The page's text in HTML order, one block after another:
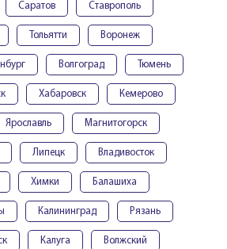
Саратов Ставрополь
Тольятти Воронеж
Волгоград Тюмень
Хабаровск Кемерово
Ярославль Магнитогорск
Липецк Владивосток
Химки Балашиха
Калининград Рязань
Калуга Волжский